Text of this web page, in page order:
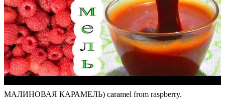
МАЛИНОВАЯ КАРАМЕЛЬ) caramel from raspberry.